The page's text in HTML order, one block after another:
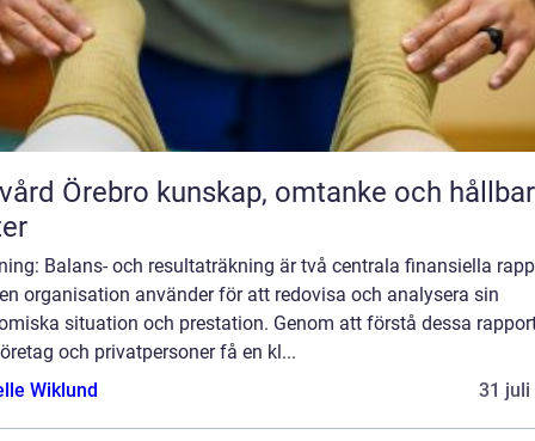
kunskap, omtanke och hållbara
Balans- och resultaträkning är två centrala finansiella
organisation använder för att redovisa och analysera sin
situation och prestation. Genom att förstå dessa
och privatpersoner få en kl...
Wiklund
31 juli